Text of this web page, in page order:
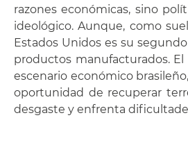
razones económicas, sino
ideológico. Aunque, como
Estados Unidos es su
productos manufacturados.
escenario económico
oportunidad de recuperar
desgaste y enfrenta